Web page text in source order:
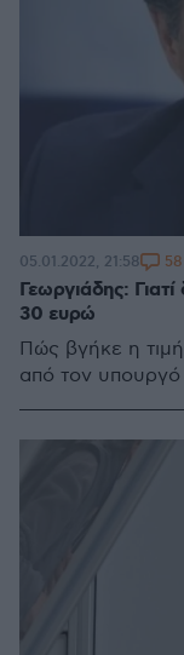
Γεωργιάδης:
30 ευρώ
Πώς βγήκε η
από τον
05.01.2022, 21:58 58